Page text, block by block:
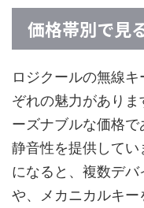
価格帯別で見
ロジクールの無線
ぞれの魅力があり
ーズナブルな価格
静音性を提供して
になると、複数デ
や、メカニカルキー